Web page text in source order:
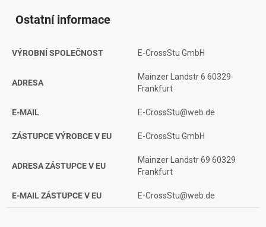
Ostatní informace
VÝROBNÍ SPOLEČNOST E-CrossStu GmbH
ADRESA
Mainzer Landstr 6 60329
Frankfurt
E-MAIL E-CrossStu@web.de
ZÁSTUPCE VÝROBCE V EU E-CrossStu GmbH
ADRESA ZÁSTUPCE V EU
Mainzer Landstr 69 60329
Frankfurt
E-MAIL ZÁSTUPCE V EU E-CrossStu@web.de